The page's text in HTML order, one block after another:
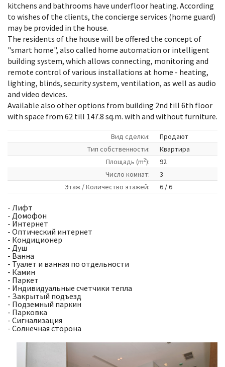
kitchens and bathrooms have underfloor heating. According
to wishes of the clients, the concierge services (home guard)
may be provided in the house.
The residents of the house will be offered the concept of
"smart home", also called home automation or intelligent
building system, which allows connecting, monitoring and
remote control of various installations at home - heating,
lighting, blinds, security system, ventilation, as well as audio
and video devices.
Available also other options from building 2nd till 6th floor
with space from 62 till 147.8 sq.m. with and without furniture.
Вид сделки:
Продают
Tип собственности:
Квартира
Площадь (m2):
92
Число комнат:
3
Этаж / Количество этажей:
6 / 6
- Лифт
- Домофон
- Интернет
- Оптический интернет
- Кондиционер
- Душ
- Ванна
- Туалет и ванная по отдельности
- Камин
- Паркет
- Индивидуальные счетчики тепла
- Закрытый подъезд
- Подземный паркин
- Парковка
- Сигнализация
- Солнечная сторона